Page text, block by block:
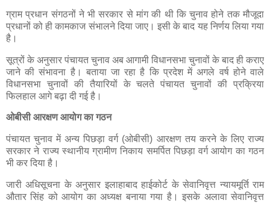
ग्राम प्रधान संगठनों ने भी सरकार से मांग की थी कि चुनाव होने तक मौजूदा
प्रधानों को ही कामकाज संभालने दिया जाए। इसी के बाद यह निर्णय लिया गया
है।
सूत्रों के अनुसार पंचायत चुनाव अब आगामी विधानसभा चुनावों के बाद ही कराए
जाने की संभावना है। बताया जा रहा है कि प्रदेश में अगले वर्ष होने वाले
विधानसभा चुनावों की तैयारियों के चलते पंचायत चुनावों की प्रक्रिया
फिलहाल आगे बढ़ा दी गई है।
ओबीसी आरक्षण आयोग का गठन
पंचायत चुनाव में अन्य पिछड़ा वर्ग (ओबीसी) आरक्षण तय करने के लिए राज्य
सरकार ने राज्य स्थानीय ग्रामीण निकाय समर्पित पिछड़ा वर्ग आयोग का गठन
भी कर दिया है।
जारी अधिसूचना के अनुसार इलाहाबाद हाईकोर्ट के सेवानिवृत्त न्यायमूर्ति राम
औतार सिंह को आयोग का अध्यक्ष बनाया गया है। इसके अलावा सेवानिवृत्त